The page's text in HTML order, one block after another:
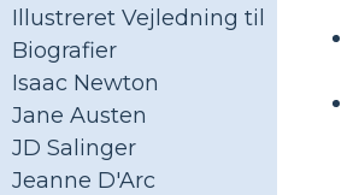
Illustreret Vejledning til
Biografier
Isaac Newton
Jane Austen
JD Salinger
Jeanne D'Arc